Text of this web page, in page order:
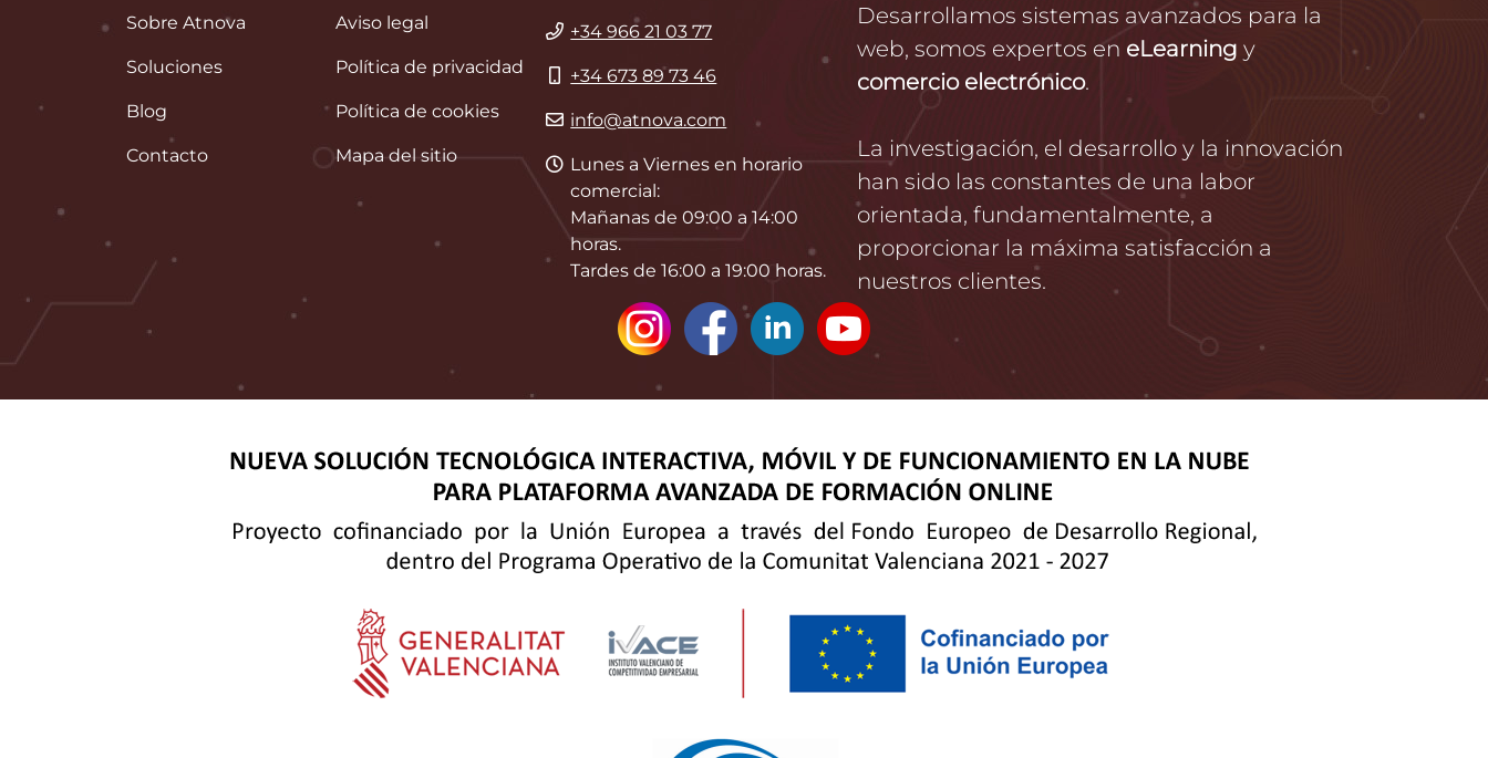
Sobre Atnova
Soluciones
Blog
Contacto
Aviso legal
Política de privacidad
Política de cookies
Mapa del sitio
Teléfono
+34 966 21 03 77
Móvil
+34 673 89 73 46
E-
info@atnova.com
Horario
de
atención
Lunes a Viernes en horario
comercial:
Mañanas de 09:00 a 14:00
horas.
Tardes de 16:00 a 19:00 horas.
Desarrollamos sistemas avanzados para la
web, somos expertos en eLearning y
comercio electrónico.
La investigación, el desarrollo y la innovación
han sido las constantes de una labor
orientada, fundamentalmente, a
proporcionar la máxima satisfacción a
nuestros clientes.